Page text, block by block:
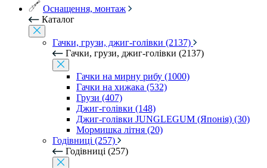
Оснащення, монтаж
Каталог
Гачки, грузи, джиг-голівки (2137)
Гачки, грузи, джиг-голівки (2137)
Гачки на мирну рибу (1000)
Гачки на хижака (532)
Грузи (407)
Джиг-голівки (148)
Джиг-голівки JUNGLEGUM (Японія) (30)
Мормишка літня (20)
Годівниці (257)
Годівниці (257)